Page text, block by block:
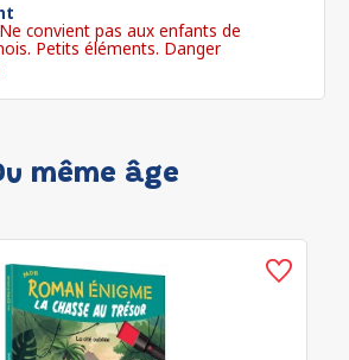
convient pas aux enfants de
Petits éléments. Danger
même âge